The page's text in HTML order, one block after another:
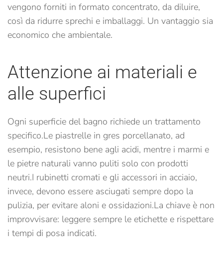
vengono forniti in formato concentrato, da diluire,
così da ridurre sprechi e imballaggi. Un vantaggio sia
economico che ambientale.
Attenzione ai materiali e
alle superfici
Ogni superficie del bagno richiede un trattamento
specifico.Le piastrelle in gres porcellanato, ad
esempio, resistono bene agli acidi, mentre i marmi e
le pietre naturali vanno puliti solo con prodotti
neutri.I rubinetti cromati e gli accessori in acciaio,
invece, devono essere asciugati sempre dopo la
pulizia, per evitare aloni e ossidazioni.La chiave è non
improvvisare: leggere sempre le etichette e rispettare
i tempi di posa indicati.